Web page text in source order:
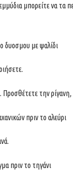
μπορείτε να τα
την ρίγανη,